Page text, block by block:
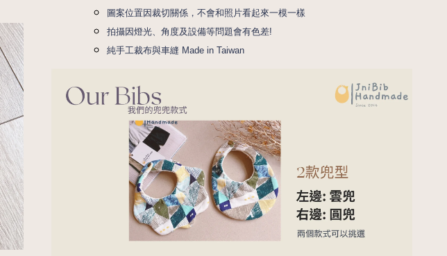
圖案位置因裁切關係，不會和照片看起來一模一樣
拍攝因燈光、角度及設備等問題會有色差!
純手工裁布與車縫 Made in Taiwan